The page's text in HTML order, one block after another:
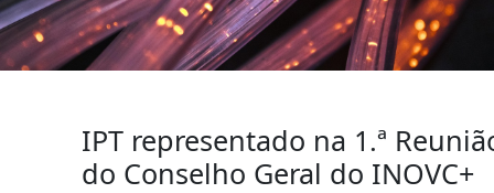
IPT representado na 1.ª
do Conselho Geral do INOVC+